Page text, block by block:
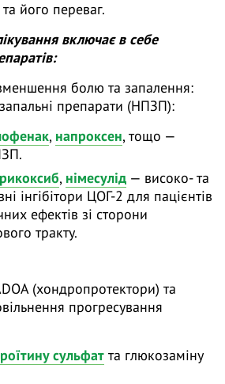
та його переваг.
включає в себе
болю та запалення:
препарати (НПЗП):
, напроксен, тощо —
, німесулід — високо- та
інгібітори ЦОГ-2 для пацієнтів
ефектів зі сторони
тракту.
(хондропротектори) та
прогресування
сульфат та глюкозаміну